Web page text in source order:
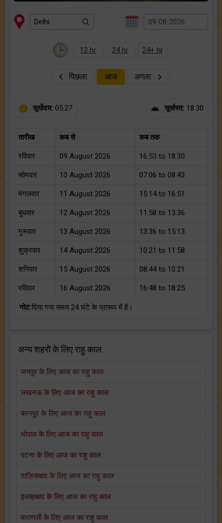
12 hr 24 hr 24+ hr
पिछला आज अगला
सूर्योदय: 05:27 सूर्यास्त: 18.30
तारीख कब से कब तक
रविवार 09 August 2026 16:53 to 18:30
सोमवार 10 August 2026 07:06 to 08:43
मंगलवार 11 August 2026 15:14 to 16:51
बुधवार 12 August 2026 11:58 to 13:36
गुरूवार 13 August 2026 13:36 to 15:13
शुक्रवार 14 August 2026 10:21 to 11:58
शनिवार 15 August 2026 08:44 to 10:21
रविवार 16 August 2026 16:48 to 18:25
नोट:दिया गया समय 24 घंटे के प्रारूप में है।
अन्य शहरों के लिए राहु काल
जयपुर के लिए आज का राहु काल
लखनऊ के लिए आज का राहु काल
कानपुर के लिए आज का राहु काल
भोपाल के लिए आज का राहु काल
पटना के लिए आज का राहु काल
ग़ाज़ियाबाद के लिए आज का राहु काल
इलाहाबाद के लिए आज का राहु काल
वाराणसी के लिए आज का राहु काल